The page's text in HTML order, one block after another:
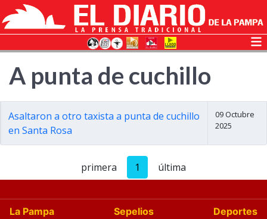
A punta de cuchillo
Asaltaron a otro taxista a punta de cuchillo
en Santa Rosa
09 Octubre
2025
primera 1 última
La Pampa Sepelios
Deportes